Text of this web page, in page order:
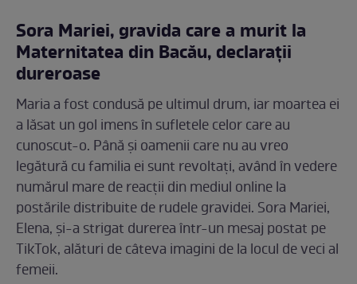
Sora Mariei, gravida care a murit la
Maternitatea din Bacău, declarații
dureroase
Maria a fost condusă pe ultimul drum, iar moartea ei
a lăsat un gol imens în sufletele celor care au
cunoscut-o. Până și oamenii care nu au vreo
legătură cu familia ei sunt revoltați, având în vedere
numărul mare de reacții din mediul online la
postările distribuite de rudele gravidei. Sora Mariei,
Elena, și-a strigat durerea într-un mesaj postat pe
TikTok, alături de câteva imagini de la locul de veci al
femeii.